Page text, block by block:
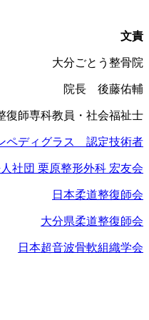
文責
大分ごとう整骨院
院長 後藤佑輔
復師専科教員・社会福祉士
ペディグラス 認定技術者
社団 栗原整形外科 宏友会
日本柔道整復師会
大分県柔道整復師会
日本超音波骨軟組織学会